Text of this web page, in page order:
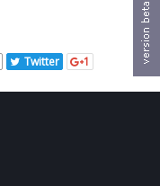
Twitter 1